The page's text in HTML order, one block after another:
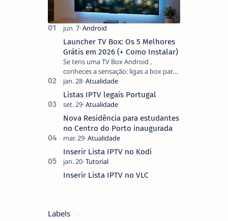
Launcher TV Box: Os 5 Melhores
Grátis em 2026 (+ Como Instalar)
Se tens uma TV Box Android ,
conheces a sensação: ligas a box para
ver um filme e o ecrã inicial está
coberto de sugestões que não
pediste, ban…
Listas IPTV legais Portugal
Nova Residência para estudantes
no Centro do Porto inaugurada
Inserir Lista IPTV no Kodi
Inserir Lista IPTV no VLC
Labels